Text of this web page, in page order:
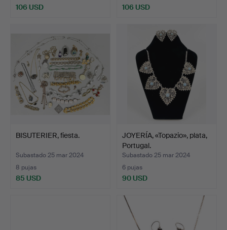
106 USD 106 USD
BISUTERIER, fiesta.
Subastado 25 mar 2024
8 pujas
85 USD
JOYERÍA, «Topazio», plata,
Portugal.
Subastado 25 mar 2024
6 pujas
90 USD